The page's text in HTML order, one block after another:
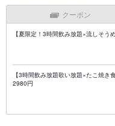
クーポン
【夏限定！3時間飲み放題×流しそ
【3時間飲み放題歌い放題×たこ焼
2980円